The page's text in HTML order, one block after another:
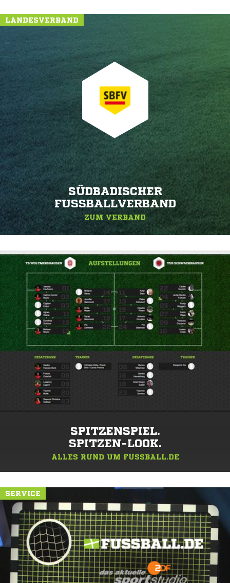
LANDESVERBAND
SÜDBADISCHER
FUSSBALLVERBAND
ZUM VERBAND
SPITZENSPIEL.
SPITZEN-LOOK.
ALLES RUND UM FUSSBALL.DE
SERVICE